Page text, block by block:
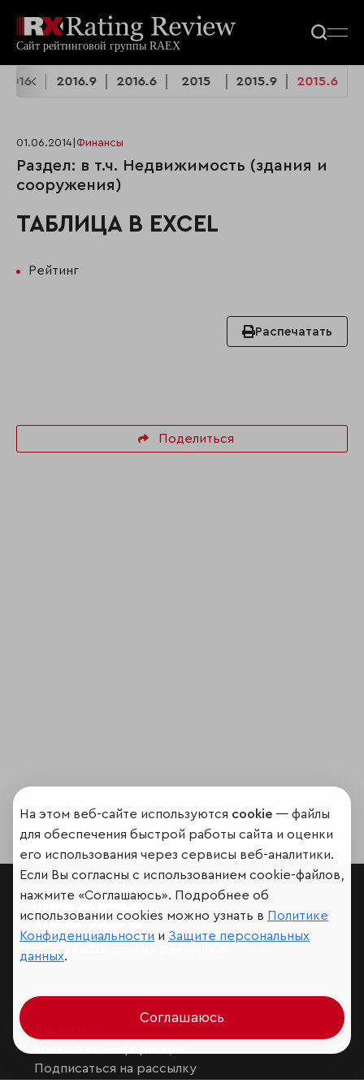
2016 2016.9 2016.6 2015 2015.9 2015.6
01.06.2014 Финансы
Раздел: в т.ч. Недвижимость (здания и
сооружения)
ТАБЛИЦА В EXCEL
Рейтинг
Распечатать
Поделиться
Подписаться на рассылку
На этом веб-сайте используются cookie — файлы
для обеспечения быстрой работы сайта и оценки
его использования через сервисы веб-аналитики.
Если Вы согласны с использованием cookie-файлов,
нажмите «Соглашаюсь». Подробнее об
использовании cookies можно узнать в Политике
Конфиденциальности и Защите персональных
данных.
Соглашаюсь